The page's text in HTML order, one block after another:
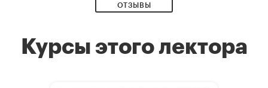
ОТЗЫВЫ
Курсы этого лектора